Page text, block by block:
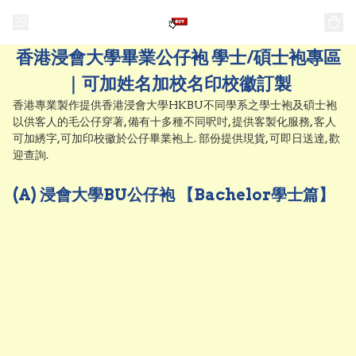
香港浸會大學畢業公仔袍 學士/碩士袍專區
｜可加姓名加校名印校徽訂製
香港專業製作提供香港浸會大學HKBU不同學系之學士袍及碩士袍
以供客人的毛公仔穿著, 備有十多種不同呎吋, 提供客製化服務, 客人
可加綉字,可加印校徽於公仔畢業袍上. 部份提供現貨, 可即日送達, 歡
迎查詢.
(A) 浸會大學BU公仔袍 【Bachelor學士篇】